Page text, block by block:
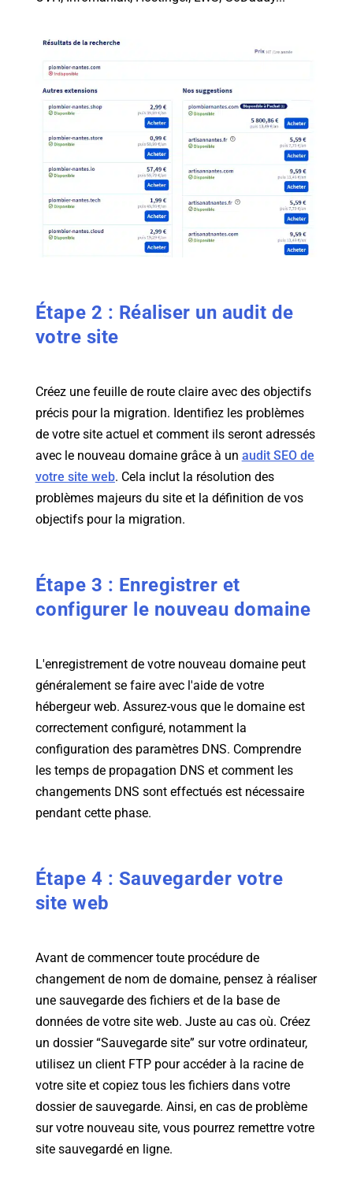
Étape 2 : Réaliser un audit de
votre site
Créez une feuille de route claire avec des objectifs
précis pour la migration. Identifiez les problèmes
de votre site actuel et comment ils seront adressés
avec le nouveau domaine grâce à un audit SEO de
votre site web. Cela inclut la résolution des
problèmes majeurs du site et la définition de vos
objectifs pour la migration.
Étape 3 : Enregistrer et
configurer le nouveau domaine
L'enregistrement de votre nouveau domaine peut
généralement se faire avec l'aide de votre
hébergeur web. Assurez-vous que le domaine est
correctement configuré, notamment la
configuration des paramètres DNS. Comprendre
les temps de propagation DNS et comment les
changements DNS sont effectués est nécessaire
pendant cette phase.
Étape 4 : Sauvegarder votre
site web
Avant de commencer toute procédure de
changement de nom de domaine, pensez à réaliser
une sauvegarde des fichiers et de la base de
données de votre site web. Juste au cas où. Créez
un dossier “Sauvegarde site” sur votre ordinateur,
utilisez un client FTP pour accéder à la racine de
votre site et copiez tous les fichiers dans votre
dossier de sauvegarde. Ainsi, en cas de problème
sur votre nouveau site, vous pourrez remettre votre
site sauvegardé en ligne.